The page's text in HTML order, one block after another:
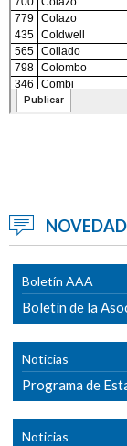
Boletín AAA
Boletín de la
Noticias
Programa de
Noticias